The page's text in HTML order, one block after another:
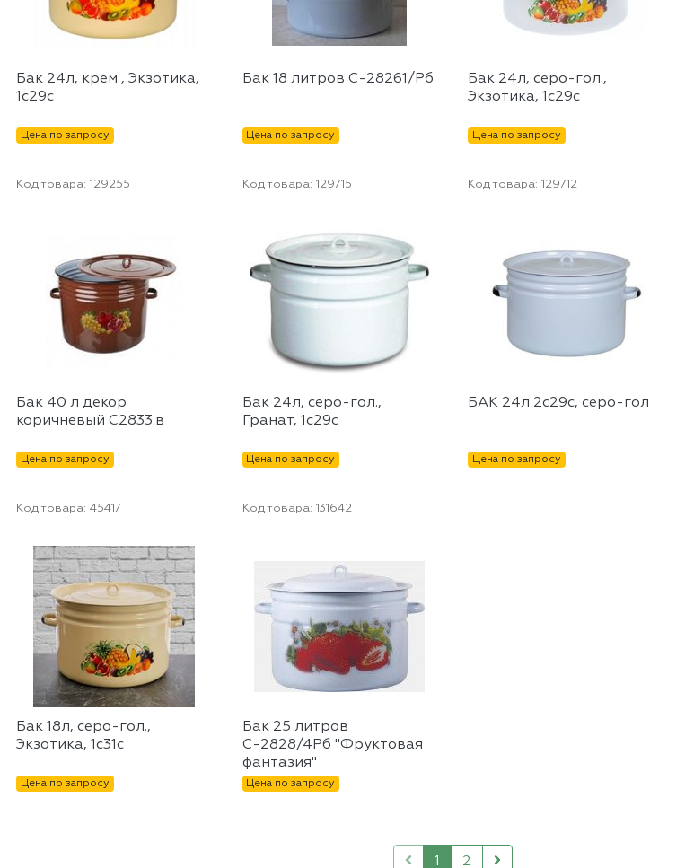
Бак 24л, крем , Экзотика,
1с29с
Цена по запросу
Бак 18 литров С-28261/Рб
Цена по запросу
Бак 24л, серо-гол.,
Экзотика, 1с29с
Цена по запросу
Код товара: 129255
Бак 40 л декор
коричневый С2833.в
Цена по запросу
Код товара: 129715
Бак 24л, серо-гол.,
Гранат, 1с29с
Цена по запросу
Код товара: 129712
БАК 24л 2с29с, серо-гол
Цена по запросу
Код товара: 45417
Бак 18л, серо-гол.,
Экзотика, 1с31с
Цена по запросу
Код товара: 131642
Бак 25 литров
С-2828/4Рб "Фруктовая
фантазия"
Цена по запросу
1 2